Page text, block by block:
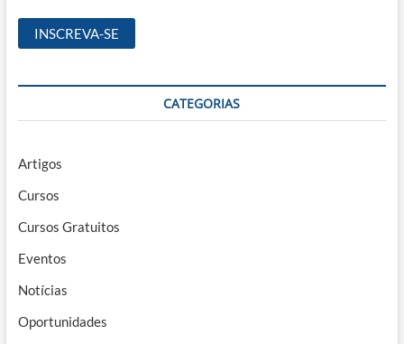
CATEGORIAS
Artigos
Cursos
Cursos Gratuitos
Eventos
Notícias
Oportunidades